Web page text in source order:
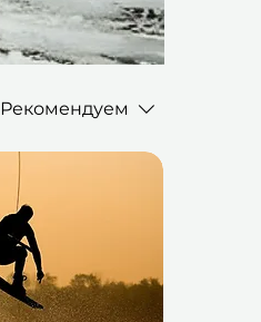
Рекомендуем